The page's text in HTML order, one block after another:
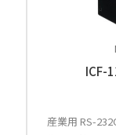
ICF-
産業用 RS-